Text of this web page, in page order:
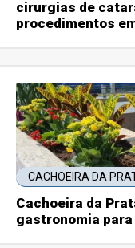
cirurgias de
procedimentos
CACHOEIRA DA
Cachoeira da
gastronomia